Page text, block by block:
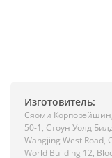
Изготовитель:
Сяоми
50-1, Стоун Уолд
Wangjing West Road,
World Building 12,